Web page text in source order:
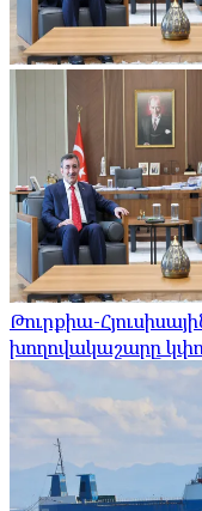
Թուրքիա-
խողովակաշարը